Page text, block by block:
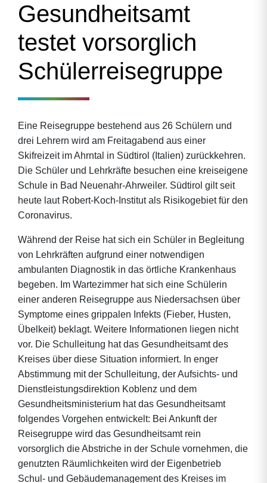
Gesundheitsamt
testet vorsorglich
Schülerreisegruppe
Eine Reisegruppe bestehend aus 26 Schülern und
drei Lehrern wird am Freitagabend aus einer
Skifreizeit im Ahrntal in Südtirol (Italien) zurückkehren.
Die Schüler und Lehrkräfte besuchen eine kreiseigene
Schule in Bad Neuenahr-Ahrweiler. Südtirol gilt seit
heute laut Robert-Koch-Institut als Risikogebiet für den
Coronavirus.
Während der Reise hat sich ein Schüler in Begleitung
von Lehrkräften aufgrund einer notwendigen
ambulanten Diagnostik in das örtliche Krankenhaus
begeben. Im Wartezimmer hat sich eine Schülerin
einer anderen Reisegruppe aus Niedersachsen über
Symptome eines grippalen Infekts (Fieber, Husten,
Übelkeit) beklagt. Weitere Informationen liegen nicht
vor. Die Schulleitung hat das Gesundheitsamt des
Kreises über diese Situation informiert. In enger
Abstimmung mit der Schulleitung, der Aufsichts- und
Dienstleistungsdirektion Koblenz und dem
Gesundheitsministerium hat das Gesundheitsamt
folgendes Vorgehen entwickelt: Bei Ankunft der
Reisegruppe wird das Gesundheitsamt rein
vorsorglich die Abstriche in der Schule vornehmen, die
genutzten Räumlichkeiten wird der Eigenbetrieb
Schul- und Gebäudemanagement des Kreises im